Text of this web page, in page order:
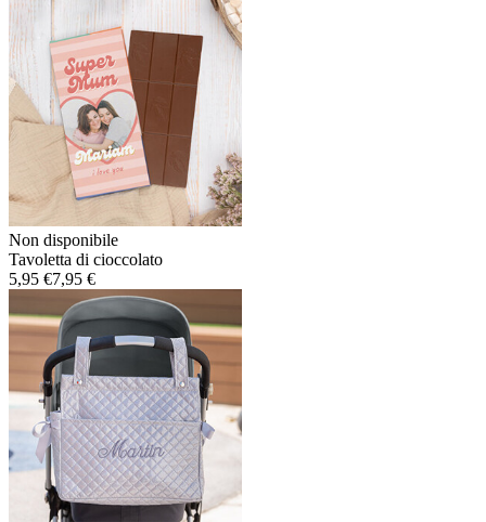
Non disponibile
Tavoletta di cioccolato
5,95 €7,95 €